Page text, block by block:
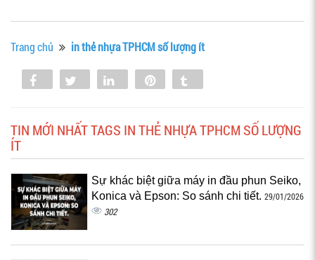
Trang chủ in thẻ nhựa TPHCM số lượng ít
Share Tweet Share
TIN MỚI NHẤT TAGS IN THẺ NHỰA TPHCM SỐ LƯỢNG
ÍT
Sự khác biệt giữa máy in đầu phun Seiko,
Konica và Epson: So sánh chi tiết. 29/01/2026
302